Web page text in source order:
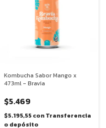
Kombucha Sabor Mango x
473ml - Bravia
$5.469
$5.195,55conTransferencia
o depósito